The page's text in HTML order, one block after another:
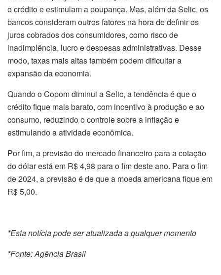
o crédito e estimulam a poupança. Mas, além da Selic, os
bancos consideram outros fatores na hora de definir os
juros cobrados dos consumidores, como risco de
inadimplência, lucro e despesas administrativas. Desse
modo, taxas mais altas também podem dificultar a
expansão da economia.
Quando o Copom diminui a Selic, a tendência é que o
crédito fique mais barato, com incentivo à produção e ao
consumo, reduzindo o controle sobre a inflação e
estimulando a atividade econômica.
Por fim, a previsão do mercado financeiro para a cotação
do dólar está em R$ 4,98 para o fim deste ano. Para o fim
de 2024, a previsão é de que a moeda americana fique em
R$ 5,00.
*Esta notícia pode ser atualizada a qualquer momento
*Fonte: Agência Brasil